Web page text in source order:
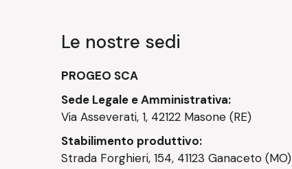
Le nostre sedi
PROGEO SCA
Sede Legale e Amministrativa:
Via Asseverati, 1, 42122 Masone (RE)
Stabilimento produttivo:
Strada Forghieri, 154, 41123 Ganaceto (MO)